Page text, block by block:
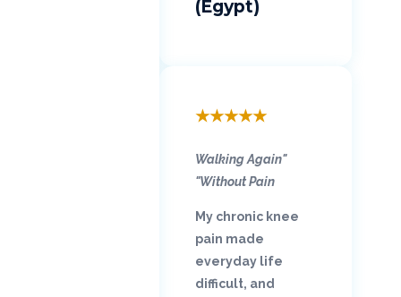
(Egypt)
★
★
★
★
★
"Walking Again
Without Pain"
My chronic knee
pain made
everyday life
difficult, and